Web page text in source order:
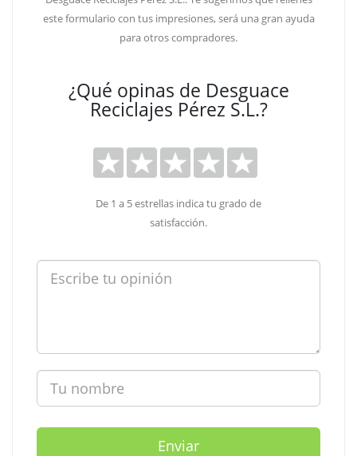
este formulario con tus impresiones, será una gran ayuda
para otros compradores.
¿Qué opinas de Desguace
Reciclajes Pérez S.L.?
De 1 a 5 estrellas indica tu grado de
satisfacción.
Enviar